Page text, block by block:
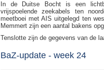
In de Duitse Bocht is een
vrijspoelende zeekabels ten
meetboei met AIS uitgelegd ten
Memmert zijn een aantal bakens
Tenslotte zijn de gegevens van de
BaZ-update - week 24